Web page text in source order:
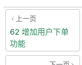
上一页
62 增加用户下单
功能